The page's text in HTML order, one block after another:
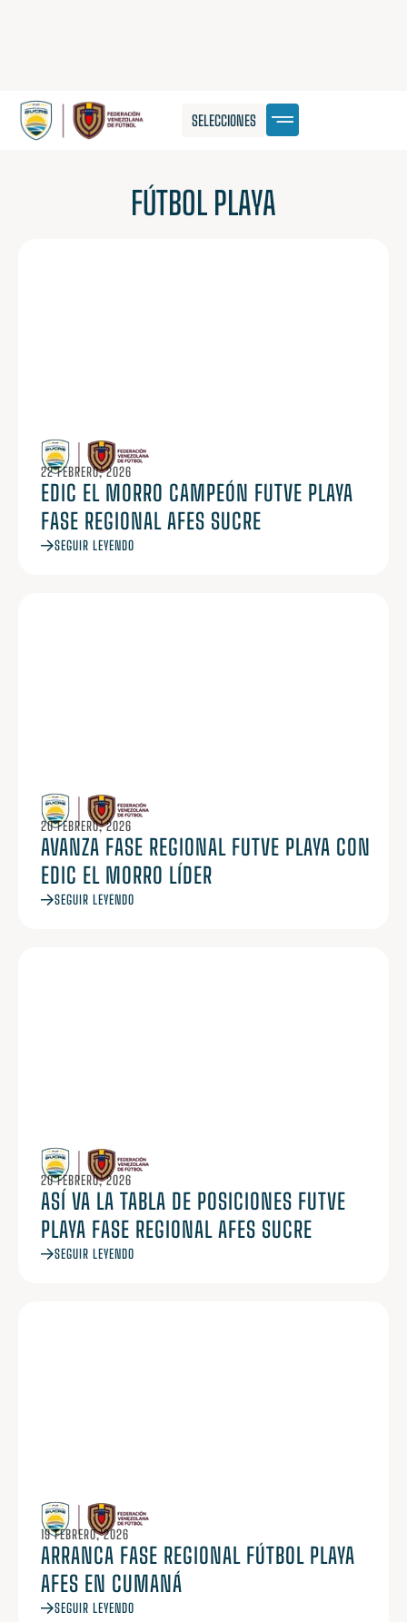
SELECCIONES
FÚTBOL PLAYA
22 FEBRERO, 2026
EDIC EL MORRO CAMPEÓN FUTVE PLAYA
FASE REGIONAL AFES SUCRE
SEGUIR LEYENDO
20 FEBRERO, 2026
AVANZA FASE REGIONAL FUTVE PLAYA CON
EDIC EL MORRO LÍDER
SEGUIR LEYENDO
20 FEBRERO, 2026
ASÍ VA LA TABLA DE POSICIONES FUTVE
PLAYA FASE REGIONAL AFES SUCRE
SEGUIR LEYENDO
19 FEBRERO, 2026
ARRANCA FASE REGIONAL FÚTBOL PLAYA
AFES EN CUMANÁ
SEGUIR LEYENDO